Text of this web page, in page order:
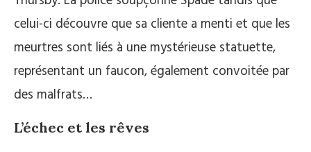
celui-ci découvre que sa cliente a menti et que les
meurtres sont liés à une mystérieuse statuette,
représentant un faucon, également convoitée par
des malfrats…
L’échec et les rêves